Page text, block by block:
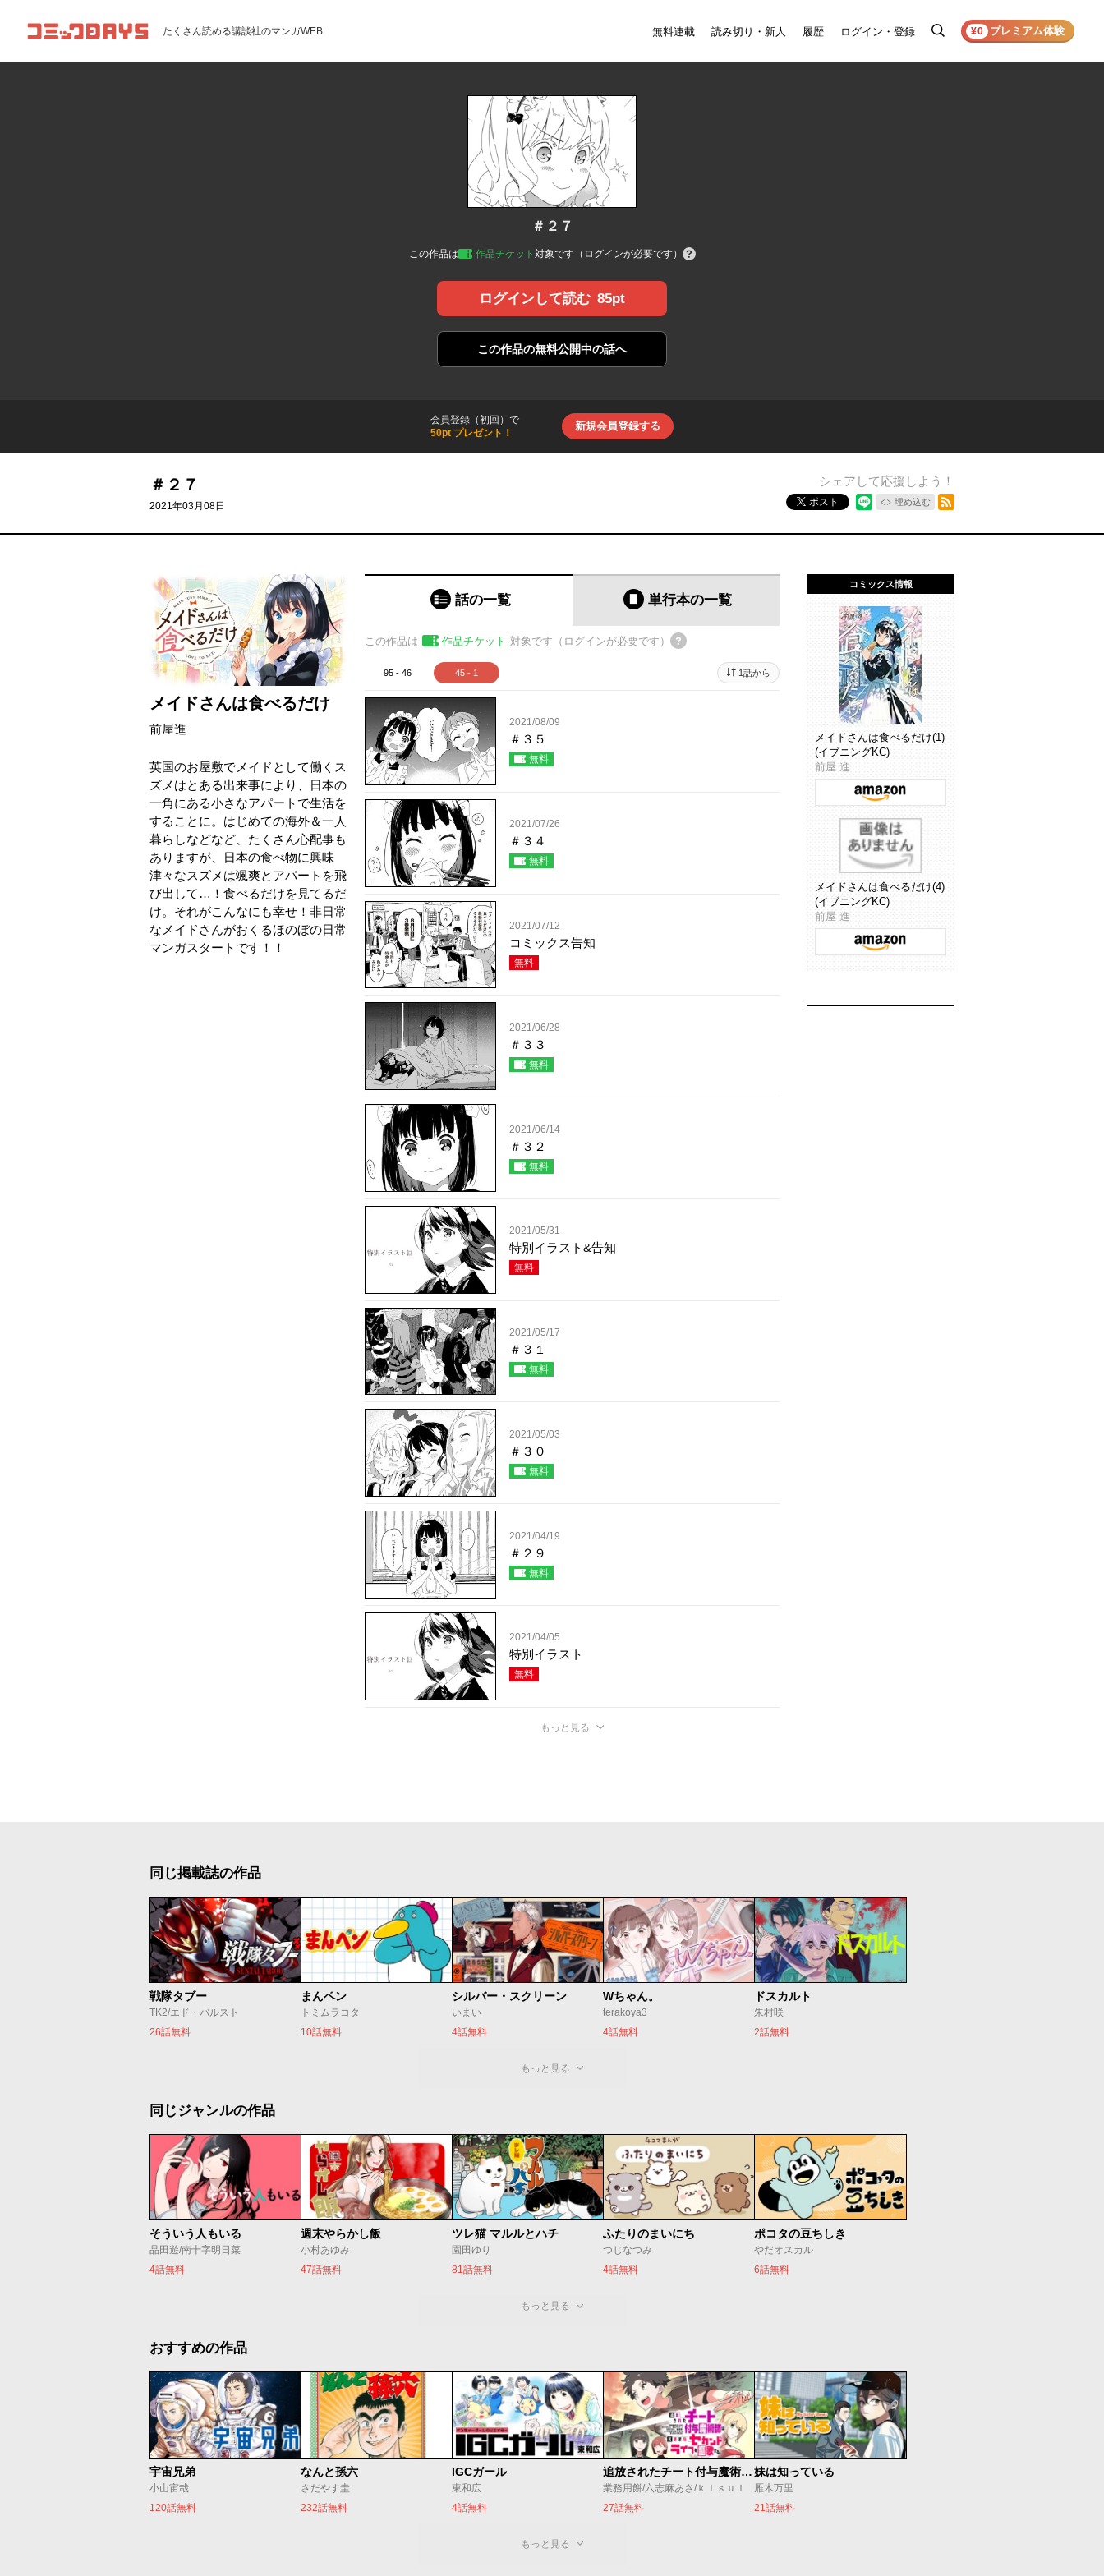
コミックDAYS たくさん読める講談社のマンガWEB 無料連載 読み切り・新人 履歴 ログイン・登録
検
¥0 プレミアム体験
＃２７
この作品は 作品チケット 対象です（ログインが必要です）
ログインして読む 85pt
この作品の無料公開中の話へ
会員登録（初回）で
50pt プレゼント！
新規会員登録する
＃２７
2021年03月08日
シェアして応援しよう！
ポスト 埋め込む
メイドさんは食べるだけ
前屋進
英国のお屋敷でメイドとして働くス
ズメはとある出来事により、日本の
一角にある小さなアパートで生活を
することに。はじめての海外＆一人
暮らしなどなど、たくさん心配事も
ありますが、日本の食べ物に興味
津々なスズメは颯爽とアパートを飛
び出して…！食べるだけを見てるだ
け。それがこんなにも幸せ！非日常
なメイドさんがおくるほのぼの日常
マンガスタートです！！
話の一覧 単行本の一覧
この作品は 作品チケット 対象です（ログインが必要です）
95 - 46 45 - 1 1話から
2021/08/09
＃３５
無料
2021/07/26
＃３４
無料
2021/07/12
コミックス告知
無料
2021/06/28
＃３３
無料
2021/06/14
＃３２
無料
2021/05/31
特別イラスト&告知
無料
2021/05/17
＃３１
無料
2021/05/03
＃３０
無料
2021/04/19
＃２９
無料
2021/04/05
特別イラスト
無料
もっと見る
コミックス情報
メイドさんは食べるだけ(1)
(イブニングKC)
前屋 進
メイドさんは食べるだけ(4)
(イブニングKC)
前屋 進
同じ掲載誌の作品
戦隊タブー
TK2/エド・バルスト
26話無料
まんペン
トミムラコタ
10話無料
シルバー・スクリーン
いまい
4話無料
Wちゃん。
terakoya3
4話無料
ドスカルト
朱村咲
2話無料
もっと見る
同じジャンルの作品
そういう人もいる
品田遊/南十字明日菜
4話無料
週末やらかし飯
小村あゆみ
47話無料
ツレ猫 マルルとハチ
園田ゆり
81話無料
ふたりのまいにち
つじなつみ
4話無料
ポコタの豆ちしき
やだオスカル
6話無料
もっと見る
おすすめの作品
宇宙兄弟
小山宙哉
120話無料
なんと孫六
さだやす圭
232話無料
IGCガール
東和広
4話無料
追放されたチート付与魔術師は気ままなセカンドライフを謳歌する。 ～俺は武器だけじゃなく、あらゆるものに『強化ポイント』を付与できるし、俺の意思でいつでも効果を解除できるけど、残った人たち大丈夫？～
業務用餅/六志麻あさ/ｋｉｓｕｉ
27話無料
妹は知っている
雁木万里
21話無料
もっと見る